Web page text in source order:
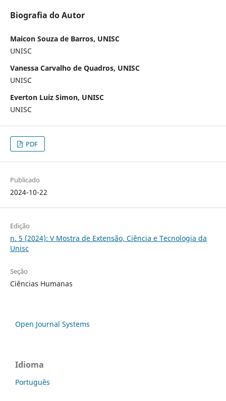
Biografia do Autor
Maicon Souza de Barros, UNISC
UNISC
Vanessa Carvalho de Quadros, UNISC
UNISC
Everton Luiz Simon, UNISC
UNISC
PDF
Publicado
2024-10-22
Edição
n. 5 (2024): V Mostra de Extensão, Ciência e Tecnologia da
Unisc
Seção
Ciências Humanas
Open Journal Systems
Idioma
Português